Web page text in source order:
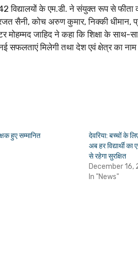
विद्यालयों के एम.डी. ने संयुक्त रूप से फीता
सैनी, कोच अरुण कुमार, निक्की धीमान,
जाहिद ने कहा कि शिक्षा के साथ-साथ
सफलताएं मिलेगी तथा देश एवं क्षेत्र का नाम
हुए सम्मानित
देवरिया: बच्चों के
अब हर विद्यार्थी
से रहेगा सुरक्षित
December 16,
In "News"